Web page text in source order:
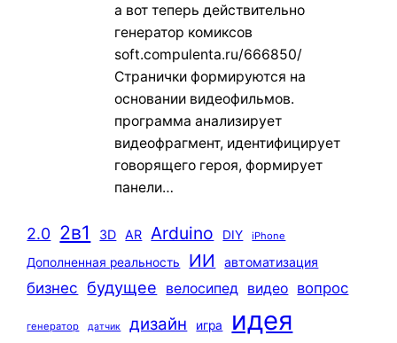
а вот теперь действительно
генератор комиксов
soft.compulenta.ru/666850/
Странички формируются на
основании видеофильмов.
программа анализирует
видеофрагмент, идентифицирует
говорящего героя, формирует
панели…
2.0 2в1 3D AR Arduino DIY iPhone
Дополненная реальность ИИ автоматизация
бизнес будущее велосипед видео вопрос
генератор датчик дизайн игра идея